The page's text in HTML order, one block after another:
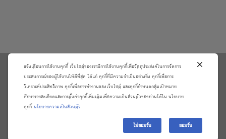
\
เกี่ยวกับเรา
วิธีการสั่งซื้อสินค้าและการรับประกันสินค้า
แจ้งชำระเงิน
ติดต่อเราและร้องเรียน
แจ้งเตือนการใช้งานคุกกี้ เว็บไซต์ของเรามีการใช้งานคุกกี้เพื่อวัตถุประสงค์ในการจัดการ
ประสบการณ์ของผู้ใช้งานให้ดีที่สุด ได้แก่ คุกกี้ที่มีความจำเป็นอย่างยิ่ง คุกกี้เพื่อการ
วิเคราะห์ประสิทธิภาพ คุกกี้เพื่อการทำงานของเว็บไซต์ และคุกกี้กำหนดกลุ่มเป้าหมาย
ศึกษารายละเอียดและการตั้งค่าคุกกี้เพิ่มเติมเพื่อความเป็นส่วนตัวของท่านได้ใน นโยบาย
คุกกี้ นโยบายความเป็นส่วนตัว
ไม่ยอมรับ ยอมรับ